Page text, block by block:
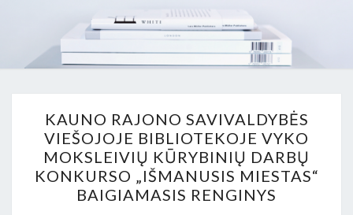
RAJONO
SAVIVALDYBĖS
VIEŠOJOJE
BIBLIOTEKOJE
KAUNO RAJONO SAVIVALDYBĖS
VIEŠOJOJE BIBLIOTEKOJE VYKO
MOKSLEIVIŲ KŪRYBINIŲ DARBŲ
KONKURSO „IŠMANUSIS MIESTAS“
BAIGIAMASIS RENGINYS